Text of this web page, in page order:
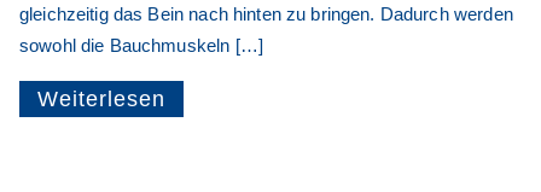
gleichzeitig das Bein nach hinten zu bringen. Dadurch werden
sowohl die Bauchmuskeln […]
Weiterlesen